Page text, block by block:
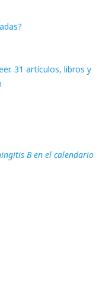
31 artículos, libros y
B en el calendario